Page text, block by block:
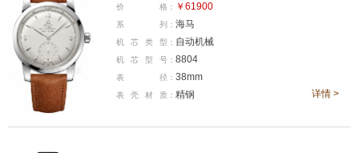
表壳厚度:12.4毫米
机芯类型:自动机械
机芯型号:82200
表壳材质:精钢
防水深度:30米
表款详情：https://www.xbiao.com/iwc/95934/
价 格： ￥61900
系 列： 海马
机 芯 类 型： 自动机械
机 芯 型 号： 8804
表 径： 38mm
表 壳 材 质： 精钢 详情 >